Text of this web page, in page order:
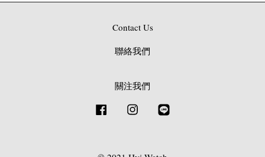
Contact Us
聯絡我們
關注我們
Facebook Instagram